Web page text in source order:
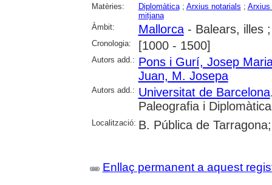
Matèries: Diplomàtica; Arxius notarials ;
mitjana
Àmbit:
Mallorca- Balears, illes
Cronologia: [1000 - 1500]
Autors add.: Pons i Gurí, Josep
Juan, M. Josepa
Autors add.: Universitat de Barcelona
Paleografia i Diplomàtica
Localització: B. Pública de
Enllaç permanent a aquest